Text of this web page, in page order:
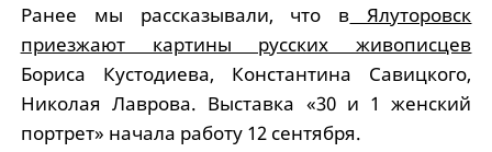
Ранее мы рассказывали, что в Ялуторовск
приезжают картины русских живописцев
Бориса Кустодиева, Константина Савицкого,
Николая Лаврова. Выставка «30 и 1 женский
портрет» начала работу 12 сентября.